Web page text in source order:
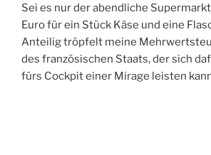
Sei es nur der abendliche
Euro für ein Stück Käse und eine
Anteilig tröpfelt meine
des französischen Staats, der sich
fürs Cockpit einer Mirage leisten